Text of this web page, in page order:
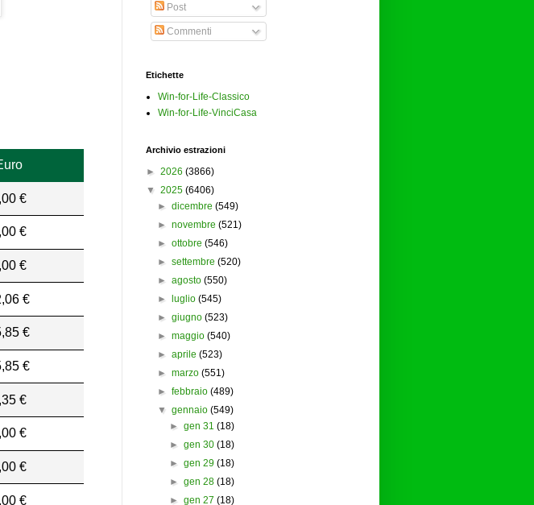
€
€
€
€
€
€
€
€
€
€
Post
Commenti
Etichette
Win-for-Life-Classico
Win-for-Life-VinciCasa
Archivio estrazioni
► 2026 (3866)
▼ 2025 (6406)
►dicembre (549)
►novembre (521)
►ottobre (546)
►settembre (520)
►agosto (550)
►
luglio (545)
►giugno (523)
►maggio (540)
►aprile (523)
►marzo (551)
►febbraio (489)
▼ gennaio (549)
► gen 31 (18)
► gen 30 (18)
► gen 29 (18)
► gen 28 (18)
► gen 27 (18)